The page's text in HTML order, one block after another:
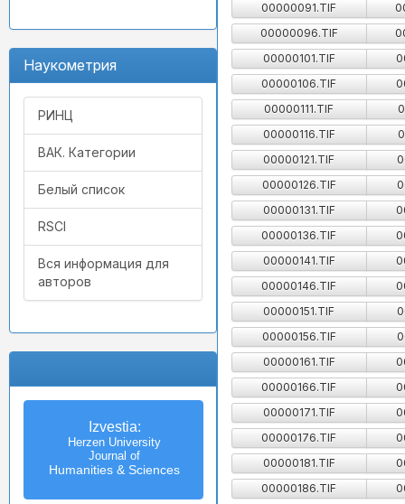
Наукометрия
РИНЦ
ВАК. Категории
Белый список
RSCI
Вся информация для
авторов
Известия
Российского государственного
педагогического университета
им. А.И. Герцена
Izvestia:
Herzen University
Journal of
Humanities & Sciences
00000091.TIF
00000096.TIF
00000101.TIF
00000106.TIF
00000111.TIF
00000116.TIF
00000121.TIF
00000126.TIF
00000131.TIF
00000136.TIF
00000141.TIF
00000146.TIF
00000151.TIF
00000156.TIF
00000161.TIF
00000166.TIF
00000171.TIF
00000176.TIF
00000181.TIF
00000186.TIF